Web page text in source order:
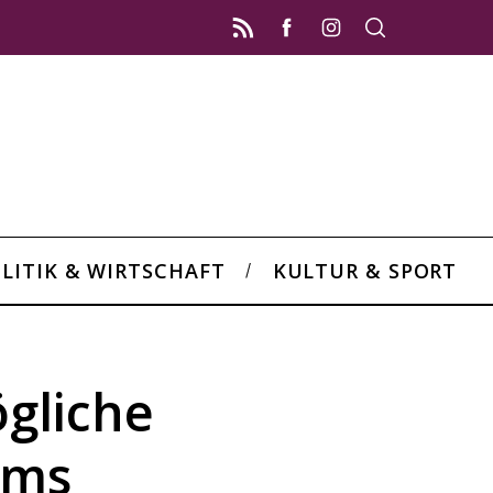
& WIRTSCHAFT KULTUR & SPORT